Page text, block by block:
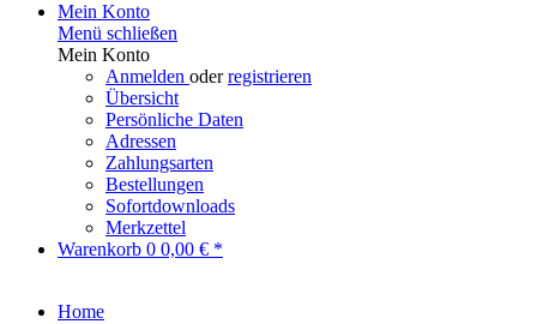
Mein Konto
Menü schließen
Mein Konto
Anmelden oderregistrieren
Übersicht
Persönliche Daten
Adressen
Zahlungsarten
Bestellungen
Sofortdownloads
Merkzettel
Warenkorb 0 0,00 € *
Home